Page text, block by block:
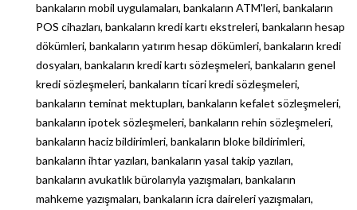
bankaların mobil uygulamaları, bankaların ATM'leri, bankaların
POS cihazları, bankaların kredi kartı ekstreleri, bankaların hesap
dökümleri, bankaların yatırım hesap dökümleri, bankaların kredi
dosyaları, bankaların kredi kartı sözleşmeleri, bankaların genel
kredi sözleşmeleri, bankaların ticari kredi sözleşmeleri,
bankaların teminat mektupları, bankaların kefalet sözleşmeleri,
bankaların ipotek sözleşmeleri, bankaların rehin sözleşmeleri,
bankaların haciz bildirimleri, bankaların bloke bildirimleri,
bankaların ihtar yazıları, bankaların yasal takip yazıları,
bankaların avukatlık bürolarıyla yazışmaları, bankaların
mahkeme yazışmaları, bankaların icra daireleri yazışmaları,